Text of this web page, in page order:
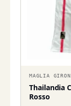
MAGLIA
Thailandia
Rosso